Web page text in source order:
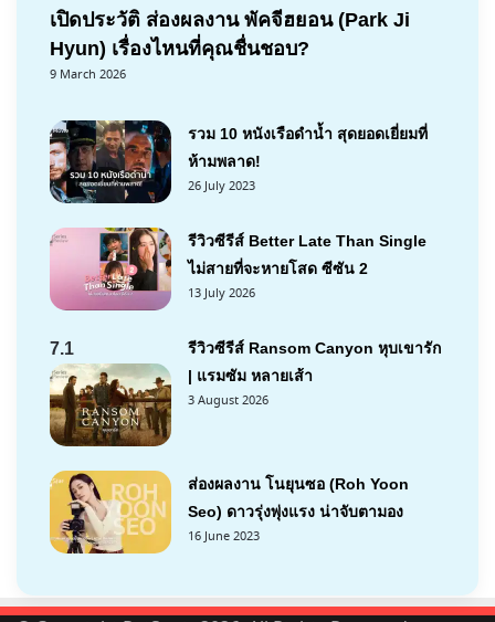
เปิดประวัติ ส่องผลงาน พัคจีฮยอน (Park Ji
Hyun) เรื่องไหนที่คุณชื่นชอบ?
9 March 2026
รวม 10 หนังเรือดำน้ำ สุดยอดเยี่ยมที่
ห้ามพลาด!
26 July 2023
รีวิวซีรีส์ Better Late Than Single
ไม่สายที่จะหายโสด ซีซัน 2
13 July 2026
7.1
รีวิวซีรีส์ Ransom Canyon หุบเขารัก
| แรมซัม หลายเส้า
3 August 2026
ส่องผลงาน โนยุนซอ (Roh Yoon
Seo) ดาวรุ่งพุ่งแรง น่าจับตามอง
16 June 2023